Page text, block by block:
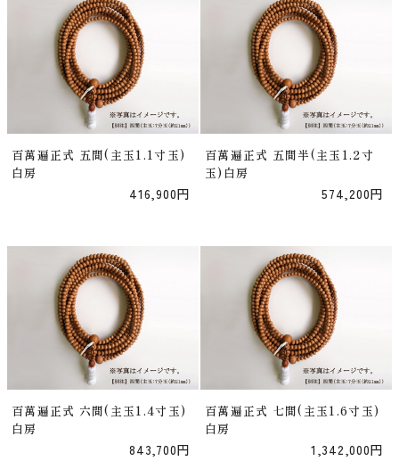
百萬遍正式 五間(主玉1.1寸玉)
白房
416,900円
百萬遍正式 五間半(主玉1.2寸
玉)白房
574,200円
百萬遍正式 六間(主玉1.4寸玉)
白房
843,700円
百萬遍正式 七間(主玉1.6寸玉)
白房
1,342,000円